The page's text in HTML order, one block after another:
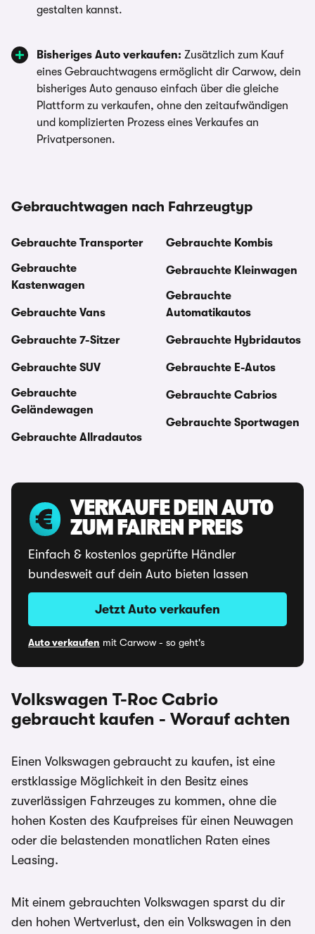
gestalten kannst.
Bisheriges Auto verkaufen: Zusätzlich zum Kauf
eines Gebrauchtwagens ermöglicht dir Carwow, dein
bisheriges Auto genauso einfach über die gleiche
Plattform zu verkaufen, ohne den zeitaufwändigen
und komplizierten Prozess eines Verkaufes an
Privatpersonen.
Gebrauchtwagen nach Fahrzeugtyp
Gebrauchte Transporter
Gebrauchte
Kastenwagen
Gebrauchte Vans
Gebrauchte 7-Sitzer
Gebrauchte SUV
Gebrauchte
Geländewagen
Gebrauchte Allradautos
Gebrauchte Kombis
Gebrauchte Kleinwagen
Gebrauchte
Automatikautos
Gebrauchte Hybridautos
Gebrauchte E-Autos
Gebrauchte Cabrios
Gebrauchte Sportwagen
VERKAUFE DEIN AUTO
ZUM FAIREN PREIS
Einfach & kostenlos geprüfte Händler
bundesweit auf dein Auto bieten lassen
Jetzt Auto verkaufen
Auto verkaufen mit Carwow - so geht's
Volkswagen T-Roc Cabrio
gebraucht kaufen - Worauf achten
Einen Volkswagen gebraucht zu kaufen, ist eine
erstklassige Möglichkeit in den Besitz eines
zuverlässigen Fahrzeuges zu kommen, ohne die
hohen Kosten des Kaufpreises für einen Neuwagen
oder die belastenden monatlichen Raten eines
Leasing.
Mit einem gebrauchten Volkswagen sparst du dir
den hohen Wertverlust, den ein Volkswagen in den